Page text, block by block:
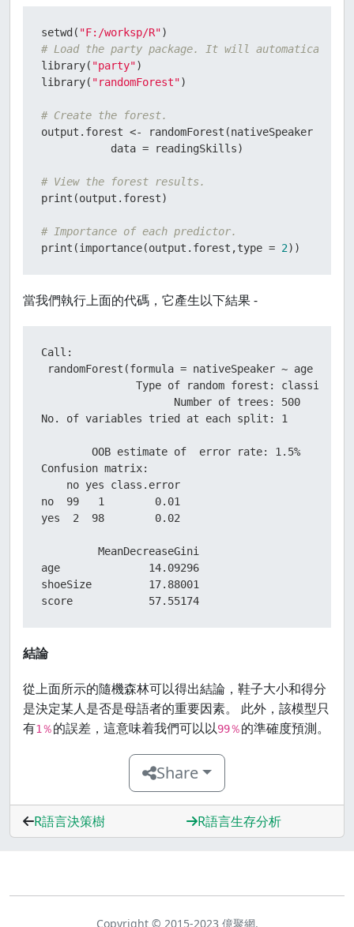
setwd ( "F:/worksp/R")
# Load the party package. It will automatically
library( "party")
library( "randomForest")
# Create the forest.
output.forest <- randomForest (nativeSpeaker
           data
= readingSkills)
# View the forest results.
print (output.forest)
# Importance of each predictor.
print (importance(output.forest ,type = 2) )
當我們執行上面的代碼，它產生以下結果 -
Call:
randomForest(formula = nativeSpeaker ~ age
Type of random forest:
                     Number of trees: 500
No. of variables tried at each split: 1
        OOB estimate of  error rate: 1.5%
Confusion matrix:
    no yes class.error
no  99   1        0.01
yes  2  98        0.02
         MeanDecreaseGini
age              14.09296
shoeSize         17.88001
score            57.55174
結論
從上面所示的隨機森林可以得出結論，鞋子大小和得分
是決定某人是否是母語者的重要因素。 此外，該模型只
有1％的誤差，這意味着我們可以以99％的準確度預測。
Share
R語言決策樹 R語言生存分析
Copyright © 2015-2023 億聚網.